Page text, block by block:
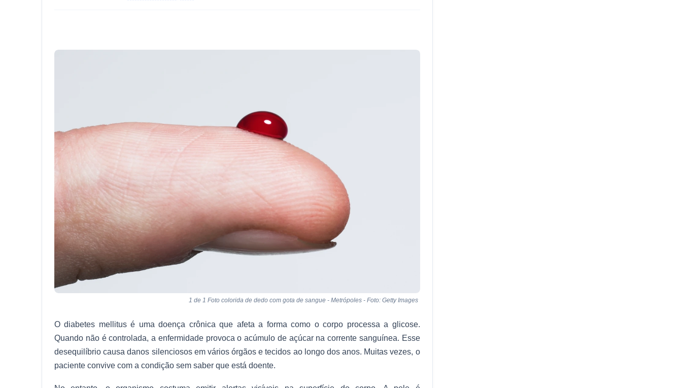
1 de 1 Foto colorida de dedo com gota de sangue - Metrópoles - Foto: Getty Images
O diabetes mellitus é uma doença crônica que afeta a forma como o corpo processa a glicose.
Quando não é controlada, a enfermidade provoca o acúmulo de açúcar na corrente sanguínea. Esse
desequilíbrio causa danos silenciosos em vários órgãos e tecidos ao longo dos anos. Muitas vezes, o
paciente convive com a condição sem saber que está doente.